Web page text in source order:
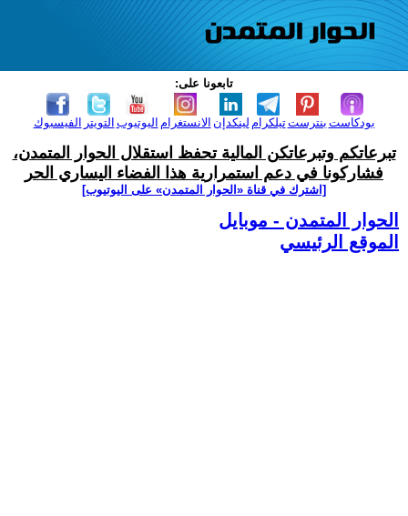
تابعونا على:
الفيسبوك التويتر اليوتيوب الانستغرام لينكدإن تيلكرامبنترست بودكاست
تبرعاتكم وتبرعاتكن المالية تحفظ استقلال الحوار المتمدن،
فشاركونا في دعم استمرارية هذا الفضاء اليساري الحر
[اشترك في قناة ‫«الحوار المتمدن» على اليوتيوب]
الحوار المتمدن - موبايل
الموقع الرئيسي